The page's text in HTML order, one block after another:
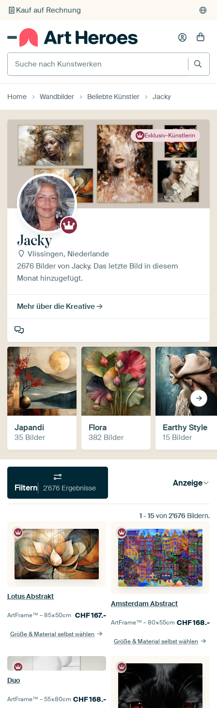
Individueller Druck auf Bestellung
Suche nach Kunstwerken
Home Wandbilder Beliebte Künstler Jacky
Exklusiv-Künstlerin
Jacky
Vlissingen, Niederlande
2676 Bilder von Jacky. Das letzte Bild in diesem
Monat hinzugefügt.
Mehr über die Kreative
Japandi
35 Bilder
Flora
382 Bilder
Earthy Style
15 Bilder
Filtern 2'676 Ergebnisse Anzeige
1 - 15von2'676 Bildern.
Lotus Abstrakt
ArtFrame™ –85×50cm CHF167.-
Größe & Material selbst wählen
Amsterdam Abstract
ArtFrame™ –80×55cm CHF168.-
Größe & Material selbst wählen
Duo
ArtFrame™ –55×80cm CHF168.-